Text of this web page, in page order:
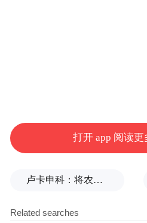
止以任何形式转载，否
“特别声明：以上作品内容(包
Notice: The content above
打开 app 阅读
卢卡申科：将农忙季节不好好干活的人都发配边疆充军！